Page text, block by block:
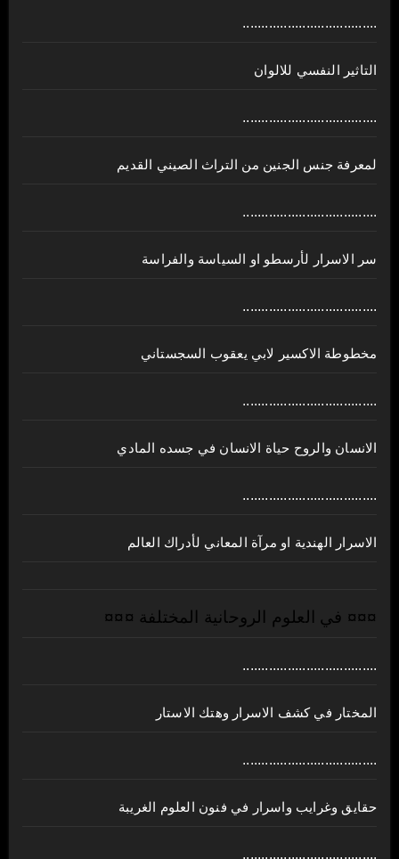
....................................
التاثير النفسي للالوان
....................................
لمعرفة جنس الجنين من التراث الصيني القديم
....................................
سر الاسرار لأرسطو او السياسة والفراسة
....................................
مخطوطة الاكسير لابي يعقوب السجستاني
....................................
الانسان والروح حياة الانسان في جسده المادي
....................................
الاسرار الهندية او مرآة المعاني لأدراك العالم
¤¤¤ في العلوم الروحانية المختلفة ¤¤¤
....................................
المختار في كشف الاسرار وهتك الاستار
....................................
حقايق وغرايب واسرار في فنون العلوم الغريبة
....................................